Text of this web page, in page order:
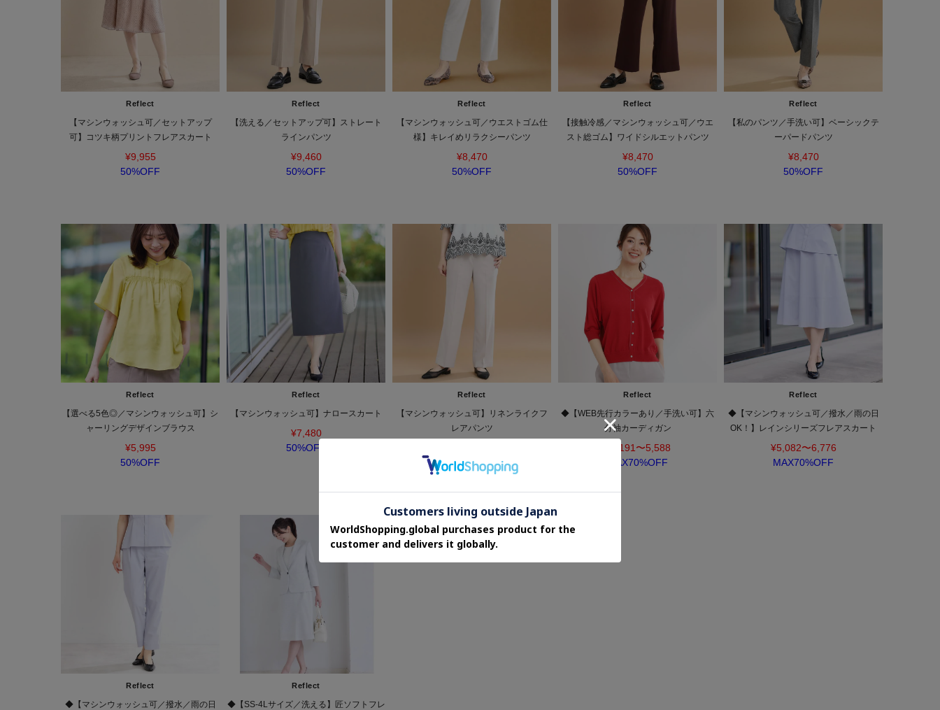
Reflect
【マシンウォッシュ可／セットアップ
可】コツキ柄プリントフレアスカート
¥9,955
50%OFF
Reflect
【洗える／セットアップ可】ストレート
ラインパンツ
¥9,460
50%OFF
Reflect
【マシンウォッシュ可／ウエストゴム仕
様】キレイめリラクシーパンツ
¥8,470
50%OFF
Reflect
【接触冷感／マシンウォッシュ可／ウエ
スト総ゴム】ワイドシルエットパンツ
¥8,470
50%OFF
Reflect
【私のパンツ／手洗い可】ベーシックテ
ーパードパンツ
¥8,470
50%OFF
Reflect
【選べる5色◎／マシンウォッシュ可】シ
ャーリングデザインブラウス
¥5,995
50%OFF
Reflect
【マシンウォッシュ可】ナロースカート
¥7,480
50%OFF
Reflect
【マシンウォッシュ可】リネンライクフ
レアパンツ
50%OFF
Reflect
◆【WEB先行カラーあり／手洗い可】六
分袖カーディガン
¥4,191〜5,588
MAX70%OFF
Reflect
◆【マシンウォッシュ可／撥水／雨の日
OK！】レインシリーズフレアスカート
¥5,082〜6,776
MAX70%OFF
Reflect
◆【マシンウォッシュ可／撥水／雨の日
Reflect
◆【SS-4Lサイズ／洗える】匠ソフトフレ